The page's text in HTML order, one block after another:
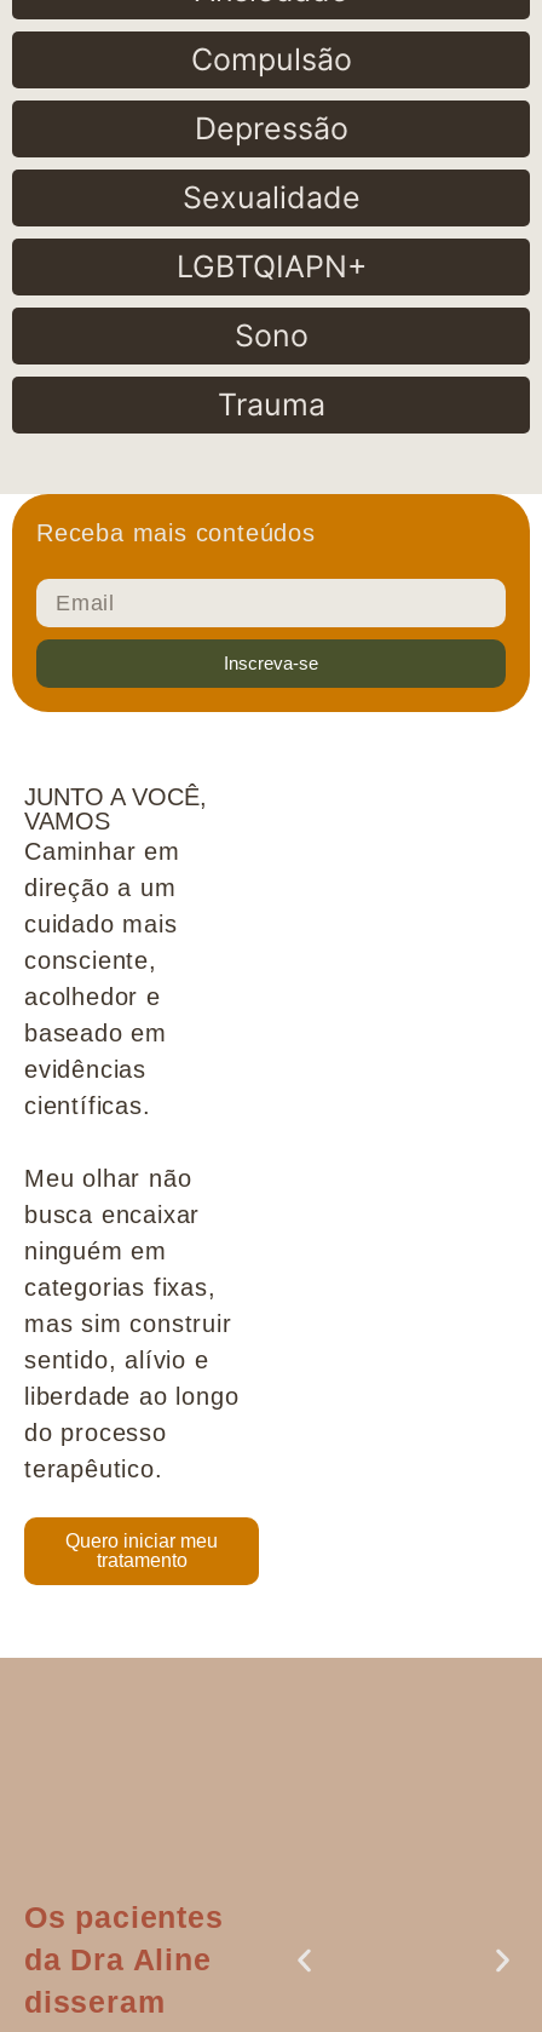
Compulsão
Depressão
Sexualidade
LGBTQIAPN+
Sono
Trauma
Receba mais conteúdos
Inscreva-se
JUNTO A VOCÊ,
VAMOS
Caminhar em
direção a um
cuidado mais
consciente,
acolhedor e
baseado em
evidências
científicas.
Meu olhar não
busca encaixar
ninguém em
categorias fixas,
mas sim construir
sentido, alívio e
liberdade ao longo
do processo
terapêutico.
Quero iniciar meu
tratamento
Os pacientes
da Dra Aline
disseram